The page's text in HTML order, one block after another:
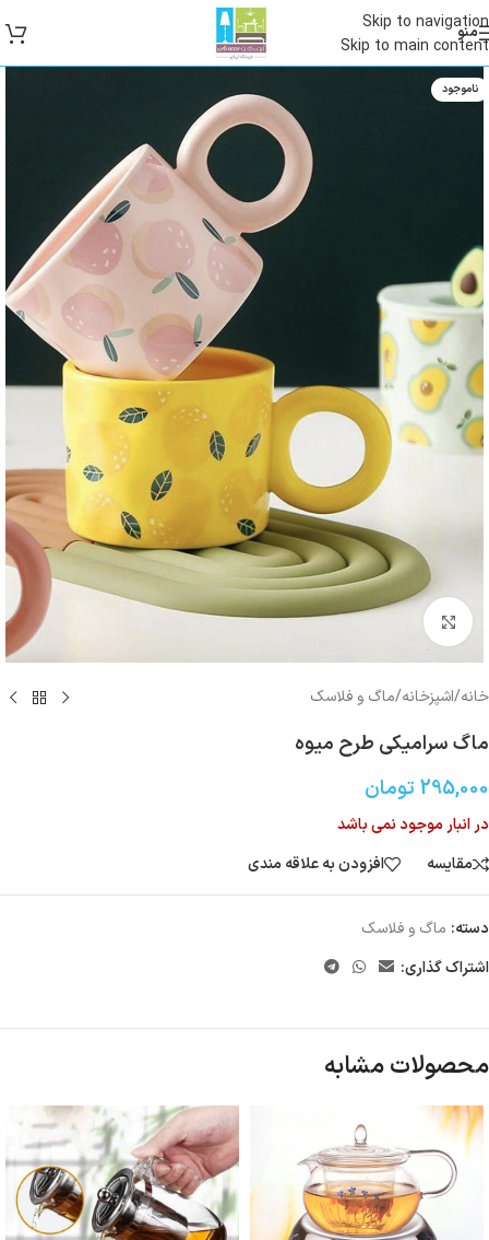
Skip to navigation
Skip to main content
منو
ناموجود
بزرگنمایی تصویر
خانه/اشپزخانه/ماگ و فلاسک
ماگ سرامیکی طرح میوه
295,000 تومان
در انبار موجود نمی باشد
مقایسه
افزودن به علاقه مندی
دسته: ماگ و فلاسک
اشتراک گذاری:
محصولات مشابه